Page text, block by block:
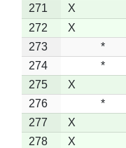
271
X
272
X
273
*
274
*
275
X
276
*
277
X
278
X